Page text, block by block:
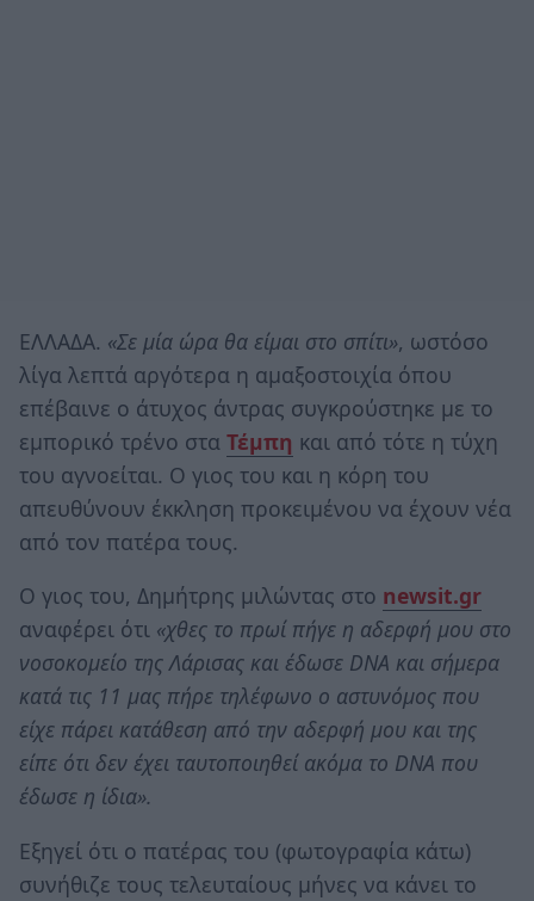
ΕΛΛΑΔΑ. «Σε μία ώρα θα είμαι στο σπίτι», ωστόσο
λίγα λεπτά αργότερα η αμαξοστοιχία όπου
επέβαινε ο άτυχος άντρας συγκρούστηκε με το
εμπορικό τρένο στα Τέμπη και από τότε η τύχη
του αγνοείται. Ο γιος του και η κόρη του
απευθύνουν έκκληση προκειμένου να έχουν νέα
από τον πατέρα τους.
Ο γιος του, Δημήτρης μιλώντας στο newsit.gr
αναφέρει ότι «χθες το πρωί πήγε η αδερφή μου στο
νοσοκομείο της Λάρισας και έδωσε DNA και σήμερα
κατά τις 11 μας πήρε τηλέφωνο ο αστυνόμος που
είχε πάρει κατάθεση από την αδερφή μου και της
είπε ότι δεν έχει ταυτοποιηθεί ακόμα το DNA που
έδωσε η ίδια».
Εξηγεί ότι ο πατέρας του (φωτογραφία κάτω)
συνήθιζε τους τελευταίους μήνες να κάνει το